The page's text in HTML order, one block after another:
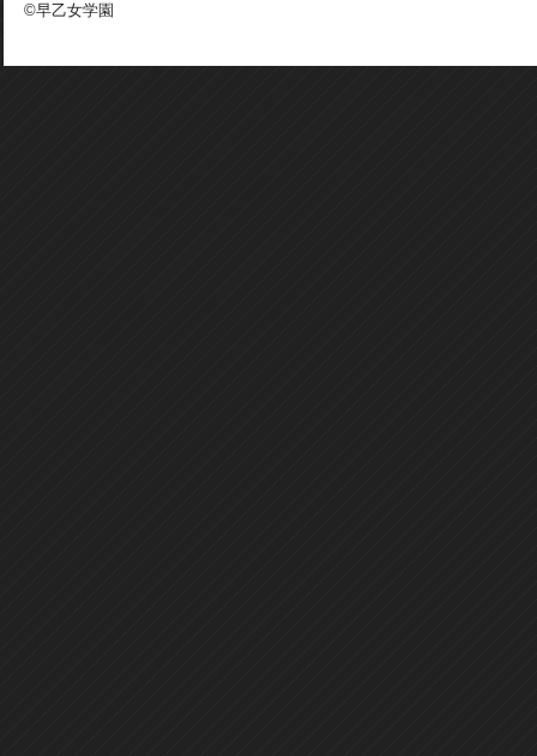
©早乙女学園